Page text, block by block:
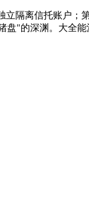
隔离信托账户；
"的深渊。大全